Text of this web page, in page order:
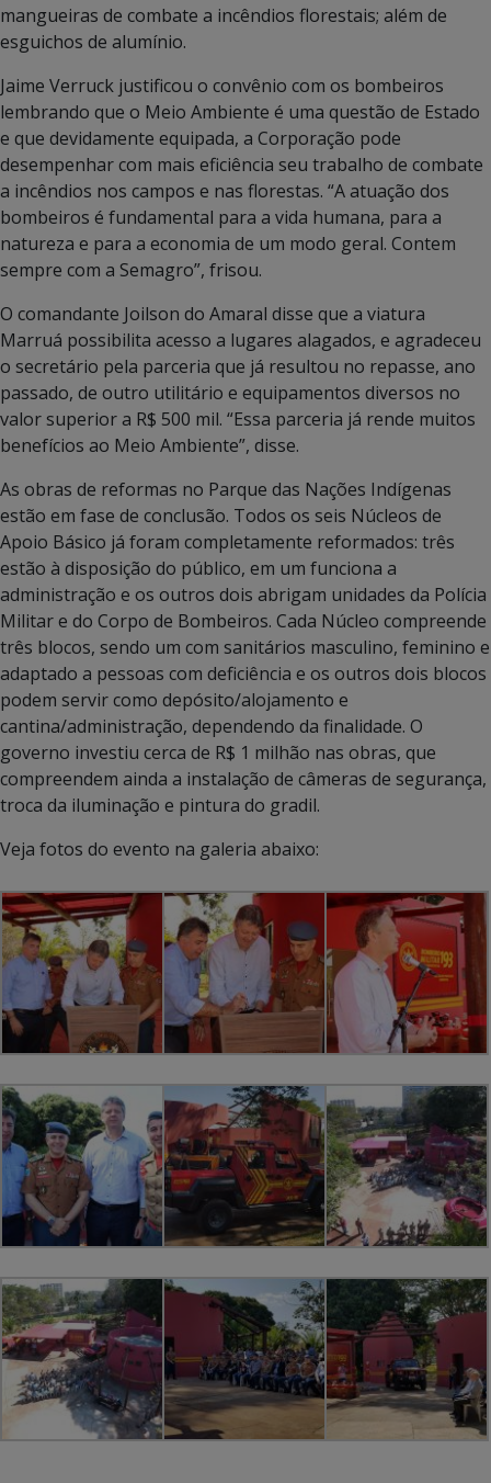
mangueiras de combate a incêndios florestais; além de
esguichos de alumínio.
Jaime Verruck justificou o convênio com os bombeiros
lembrando que o Meio Ambiente é uma questão de Estado
e que devidamente equipada, a Corporação pode
desempenhar com mais eficiência seu trabalho de combate
a incêndios nos campos e nas florestas. “A atuação dos
bombeiros é fundamental para a vida humana, para a
natureza e para a economia de um modo geral. Contem
sempre com a Semagro”, frisou.
O comandante Joilson do Amaral disse que a viatura
Marruá possibilita acesso a lugares alagados, e agradeceu
o secretário pela parceria que já resultou no repasse, ano
passado, de outro utilitário e equipamentos diversos no
valor superior a R$ 500 mil. “Essa parceria já rende muitos
benefícios ao Meio Ambiente”, disse.
As obras de reformas no Parque das Nações Indígenas
estão em fase de conclusão. Todos os seis Núcleos de
Apoio Básico já foram completamente reformados: três
estão à disposição do público, em um funciona a
administração e os outros dois abrigam unidades da Polícia
Militar e do Corpo de Bombeiros. Cada Núcleo compreende
três blocos, sendo um com sanitários masculino, feminino e
adaptado a pessoas com deficiência e os outros dois blocos
podem servir como depósito/alojamento e
cantina/administração, dependendo da finalidade. O
governo investiu cerca de R$ 1 milhão nas obras, que
compreendem ainda a instalação de câmeras de segurança,
troca da iluminação e pintura do gradil.
Veja fotos do evento na galeria abaixo: